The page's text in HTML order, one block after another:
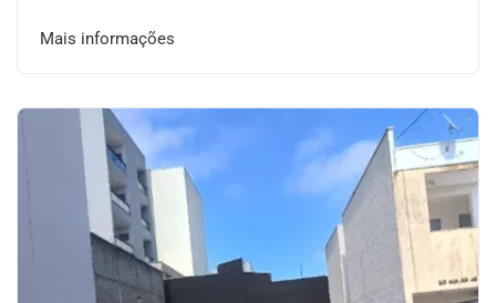
Mais informações